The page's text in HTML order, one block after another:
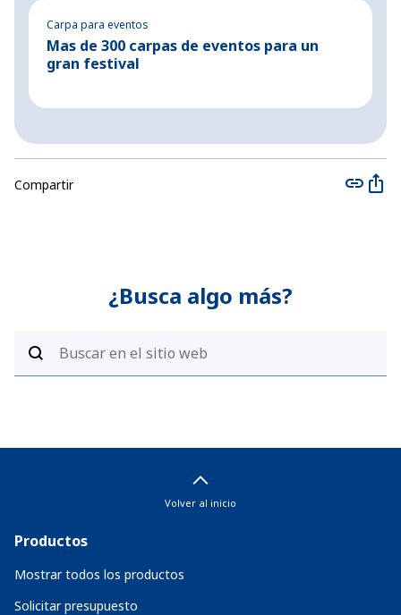
Carpa para eventos
Mas de 300 carpas de eventos para un
gran festival
Compartir
¿Busca algo más?
Volver al inicio
Productos
Mostrar todos los productos
Solicitar presupuesto